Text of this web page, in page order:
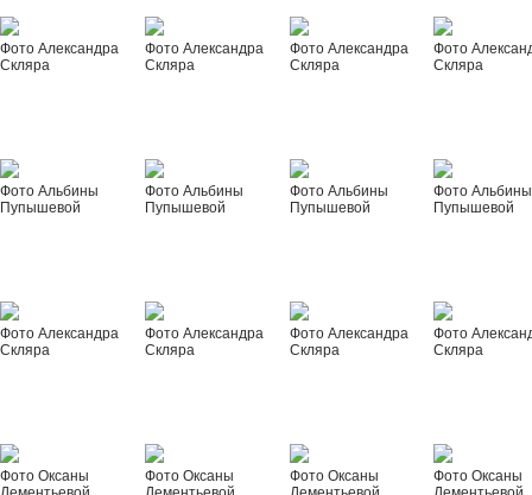
Фото Александра
Скляра
Фото Александра
Скляра
Фото Александра
Скляра
Фото
Скляра
Фото Альбины
Пупышевой
Фото Альбины
Пупышевой
Фото Альбины
Пупышевой
Фото Альбины
Пупышевой
Фото Александра
Скляра
Фото Александра
Скляра
Фото Александра
Скляра
Фото
Скляра
Фото Оксаны
Фото Оксаны
Фото Оксаны
Фото Оксаны